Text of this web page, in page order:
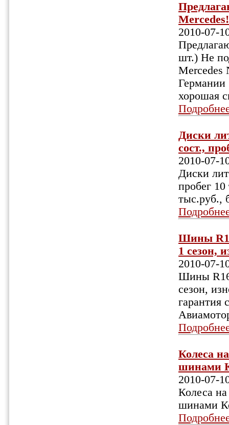
2010-07-
шт.) Не
Mercedes
Германии
хорошая
Диски
сост.,
2010-07-
Диски
пробег
тыс.руб.,
Шины
1 сезон,
2010-07-
Шины R16
сезон,
гарантия
Колеса
шинами
2010-07-
Колеса
шинами